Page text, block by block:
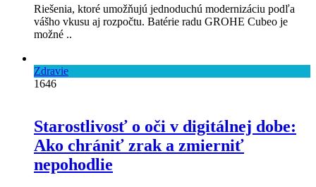
Riešenia, ktoré umožňujú jednoduchú modernizáciu podľa
vášho vkusu aj rozpočtu. Batérie radu GROHE Cubeo je
možné ..
Zdravie
1646
Starostlivosť o oči v digitálnej dobe:
Ako chrániť zrak a zmierniť
nepohodlie